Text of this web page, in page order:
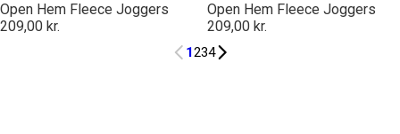
Open Hem Fleece Joggers
209,00 kr.
Open Hem Fleece Joggers
209,00 kr.
1234